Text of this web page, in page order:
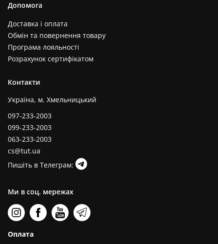
Допомога
Доставка і оплата
Обмін та повернення товару
Програма лояльності
Розрахунок сертифікатом
Контакти
Україна, м. Хмельницький
097-233-2003
099-233-2003
063-233-2003
cs@tut.ua
Пишіть в Телеграм:
Ми в соц. мережах
Оплата